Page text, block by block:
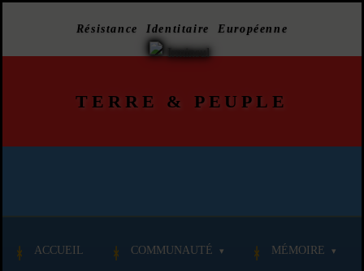
Résistance Identitaire Européenne
TERRE & PEUPLE
ACCUEIL COMMUNAUTÉ MÉMOIRE